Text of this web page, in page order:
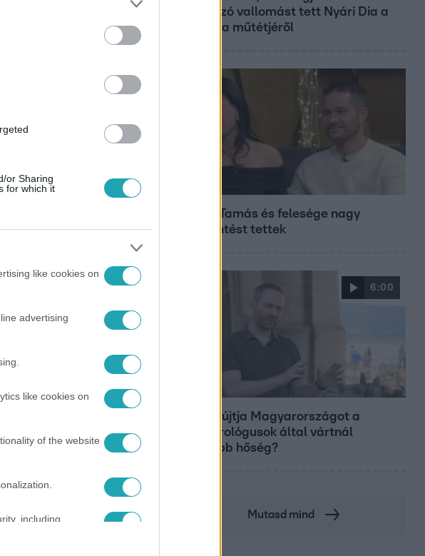
or Sharing
for which it
like cookies on
advertising
like cookies on
of the website
including
user protection.
megrázó vallomást tett Nyári Dia a
kislánya műtétjéről
Veréb Tamás és felesége nagy
bejelentést tettek
6:00
Miért sújtja Magyarországot a
meteorológusok által vártnál
nagyobb hőség?
Mutasd mind